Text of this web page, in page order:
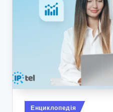
Опубліковано
Енциклопедія